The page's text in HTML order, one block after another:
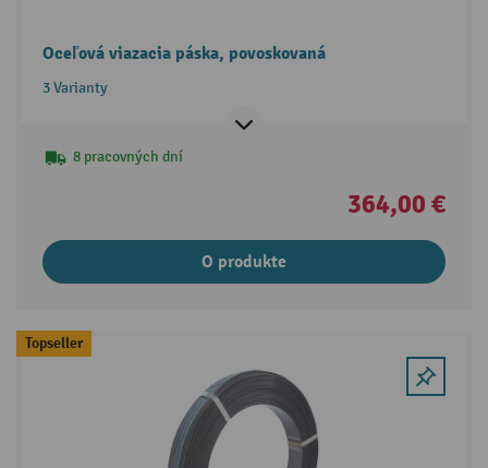
Oceľová viazacia páska, povoskovaná
3 Varianty
8 pracovných dní
364,00 €
O produkte
Topseller